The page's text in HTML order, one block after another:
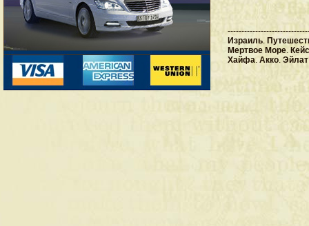
Израиль.
Мертвое Море.
Хайфа. Акко. Эйлат